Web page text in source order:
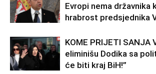
Evropi nema državnika
hrabrost predsjednika
KOME PRIJETI SANJA
eliminišu Dodika sa
će biti kraj BiH!”